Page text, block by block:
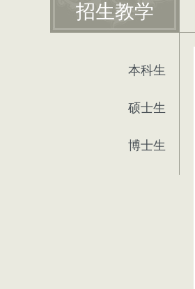
招生教学
本科生
硕士生
博士生